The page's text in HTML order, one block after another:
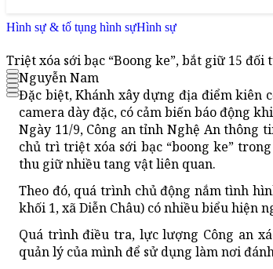
Hình sự & tố tụng hình sựHình sự
Triệt xóa sới bạc “Boong ke”, bắt giữ 15
Nguyễn Nam
Đặc biệt, Khánh xây dựng địa điểm kiên
camera dày đặc, có cảm biến báo động
Ngày 11/9, Công an tỉnh Nghệ An thông
chủ trì triệt xóa sới bạc “boong ke”
thu giữ nhiều tang vật liên quan.
Theo đó, quá trình chủ động nắm tình
khối 1, xã Diễn Châu) có nhiều biểu hiện
Quá trình điều tra, lực lượng Công an
quản lý của mình để sử dụng làm nơi